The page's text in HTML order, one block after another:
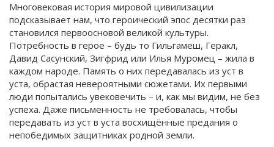
Многовековая история мировой цивилизации
подсказывает нам, что героический эпос десятки раз
становился первоосновой великой культуры.
Потребность в герое – будь то Гильгамеш, Геракл,
Давид Сасунский, Зигфрид или Илья Муромец – жила в
каждом народе. Память о них передавалась из уст в
уста, обрастая невероятными сюжетами. Их первыми
люди попытались увековечить – и, как мы видим, не без
успеха. Даже письменность не требовалась, чтобы
передавать из уст в уста восхищённые предания о
непобедимых защитниках родной земли.